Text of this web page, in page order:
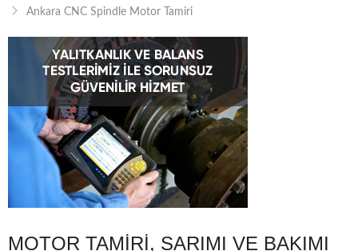
Ankara CNC Spindle Motor Tamiri
MOTOR TAMIRI, SARIMI VE BAKIMI